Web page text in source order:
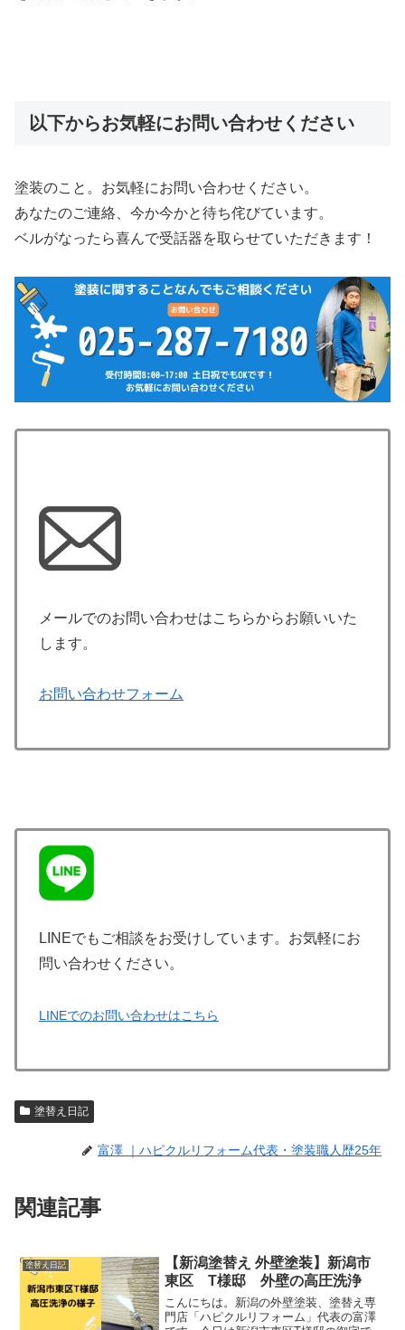
以下からお気軽にお問い合わせください
塗装のこと。お気軽にお問い合わせください。
あなたのご連絡、今か今かと待ち侘びています。
ベルがなったら喜んで受話器を取らせていただきます！
メールでのお問い合わせはこちらからお願いいた
します。
お問い合わせフォーム
LINEでもご相談をお受けしています。お気軽にお
問い合わせください。
LINEでのお問い合わせはこちら
塗替え日記
富澤 ｜ハピクルリフォーム代表・塗装職人歴25年
関連記事
塗替え日記
【新潟塗替え 外壁塗装】新潟市
東区 T様邸 外壁の高圧洗浄
こんにちは。新潟の外壁塗装、塗替え専
門店「ハピクルリフォーム」代表の富澤